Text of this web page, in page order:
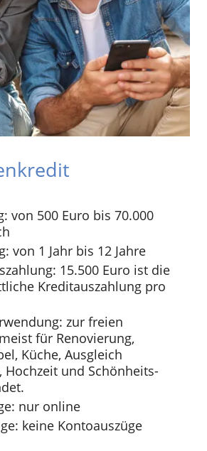
von 500 Euro bis 70.000
von 1 Jahr bis 12 Jahre
15.500 Euro ist die
Kreditauszahlung pro
zur freien
für Renovierung,
Küche, Ausgleich
Hochzeit und Schönheits-
nur online
keine Kontoauszüge